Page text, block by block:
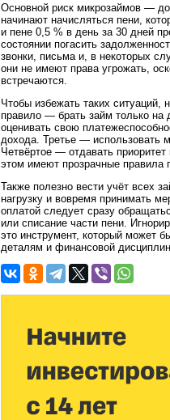
Основной риск микрозаймов —
начинают начисляться пени,
и пене 0,5 % в день за 30 дней
состоянии погасить
звонки, письма и, в некоторых
они не имеют права угрожать,
встречаются.
Чтобы избежать таких ситуаций,
правило — брать займ только на
оценивать свою
дохода. Третье — использовать
Четвёртое — отдавать
этом имеют прозрачные правила
Также полезно вести учёт всех
нагрузку и вовремя принимать
оплатой следует сразу
или списание части пени.
это инструмент, который может
деталям и финансовой